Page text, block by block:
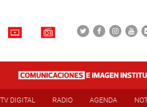
TV DIGITAL RADIO AGENDA